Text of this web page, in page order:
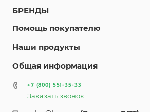
БРЕНДЫ
Помощь покупателю
Наши продукты
Общая информация
+7 (800) 551-35-33
Заказать звонок